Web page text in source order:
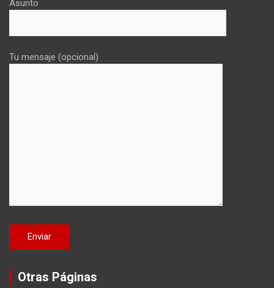
Asunto
Tu mensaje (opcional)
Otras Páginas